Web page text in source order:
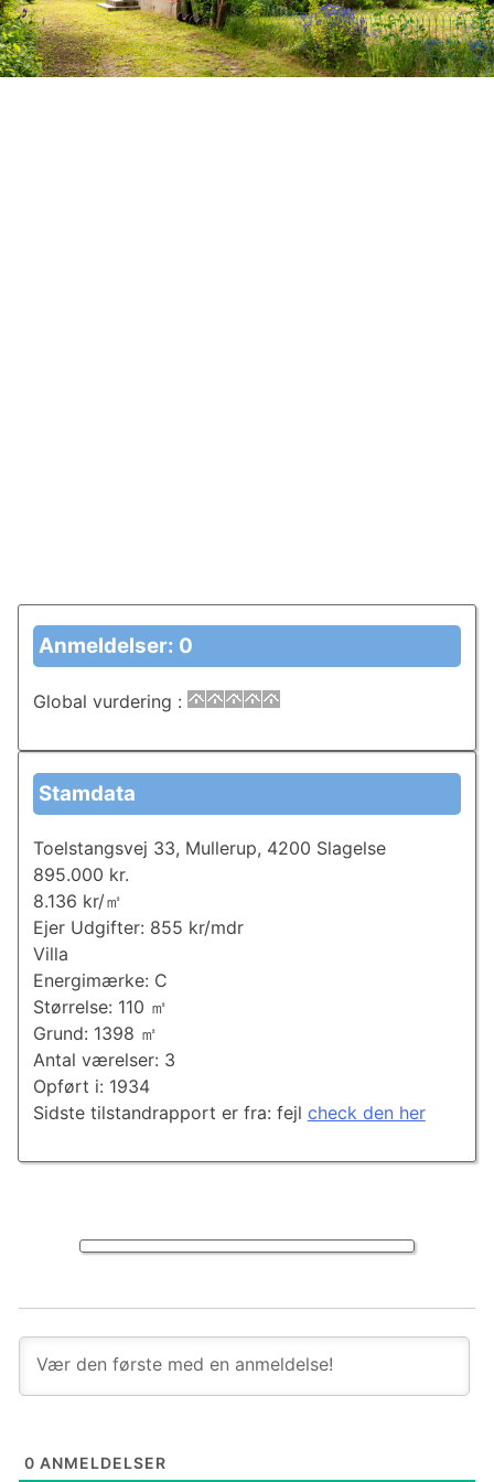
0 ANMELDELSER
Anmeldelser: 0
Global vurdering :
Stamdata
Toelstangsvej 33, Mullerup, 4200 Slagelse
895.000 kr.
8.136 kr/㎡
Ejer Udgifter: 855 kr/mdr
Villa
Energimærke: C
Størrelse: 110 ㎡
Grund: 1398 ㎡
Antal værelser: 3
Opført i: 1934
Sidste tilstandrapport er fra: fejl check den her